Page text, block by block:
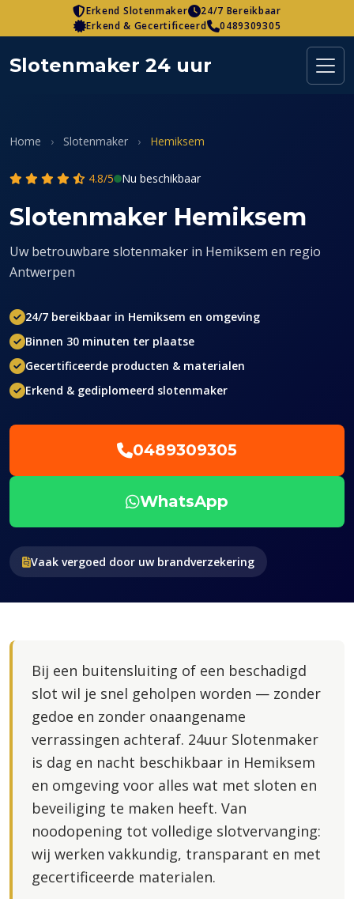
to
content
Erkend Slotenmaker
24/7 Bereikbaar
Erkend & Gecertificeerd
0489309305
Slotenmaker 24 uur
Home › Slotenmaker › Hemiksem
4.8/5 Nu beschikbaar
Slotenmaker Hemiksem
Uw betrouwbare slotenmaker in Hemiksem en regio
Antwerpen
24/7 bereikbaar in Hemiksem en omgeving
Binnen 30 minuten ter plaatse
Gecertificeerde producten & materialen
Erkend & gediplomeerd slotenmaker
0489309305
WhatsApp
Vaak vergoed door uw brandverzekering
Bij een buitensluiting of een beschadigd
slot wil je snel geholpen worden — zonder
gedoe en zonder onaangename
verrassingen achteraf. 24uur Slotenmaker
is dag en nacht beschikbaar in Hemiksem
en omgeving voor alles wat met sloten en
beveiliging te maken heeft. Van
noodopening tot volledige slotvervanging:
wij werken vakkundig, transparant en met
gecertificeerde materialen.